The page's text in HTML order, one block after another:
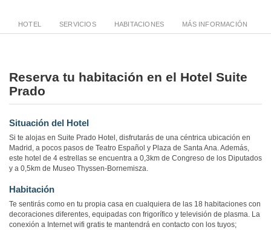
HOTEL SERVICIOS HABITACIONES MÁS INFORMACIÓN
Reserva tu habitación en el Hotel Suite
Prado
Situación del Hotel
Si te alojas en Suite Prado Hotel, disfrutarás de una céntrica ubicación en
Madrid, a pocos pasos de Teatro Español y Plaza de Santa Ana. Además,
este hotel de 4 estrellas se encuentra a 0,3km de Congreso de los Diputados
y a 0,5km de Museo Thyssen-Bornemisza.
Habitación
Te sentirás como en tu propia casa en cualquiera de las 18 habitaciones con
decoraciones diferentes, equipadas con frigorífico y televisión de plasma. La
conexión a Internet wifi gratis te mantendrá en contacto con los tuyos;